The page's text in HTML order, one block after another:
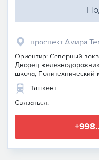
проспект Амира
Ориентир: Северный
Дворец
школа, Политехнический
Ташкент
Связаться: